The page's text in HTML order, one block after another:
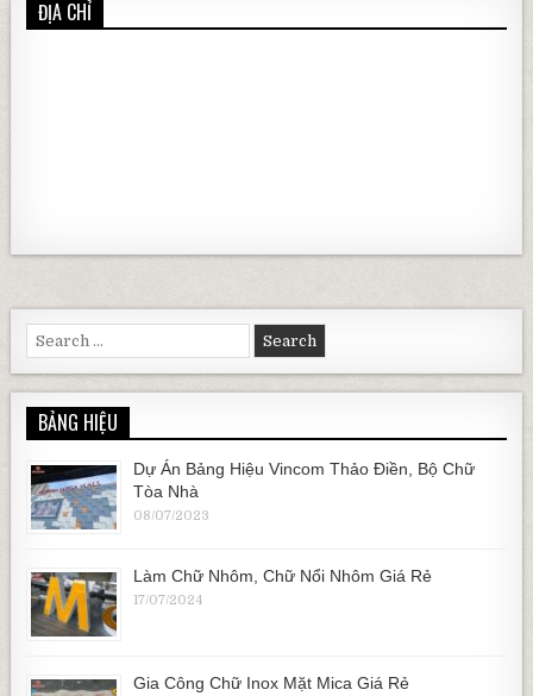
ĐỊA CHỈ
Search for:
BẢNG HIỆU
Dự Án Bảng Hiệu Vincom Thảo Điền, Bộ Chữ
Tòa Nhà
08/07/2023
Làm Chữ Nhôm, Chữ Nổi Nhôm Giá Rẻ
17/07/2024
Gia Công Chữ Inox Mặt Mica Giá Rẻ